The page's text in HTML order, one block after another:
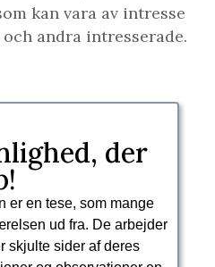
kan vara av intresse
andra intresserade.
der
er en tese, som mange
ud fra. De arbejder
skjulte sider af deres